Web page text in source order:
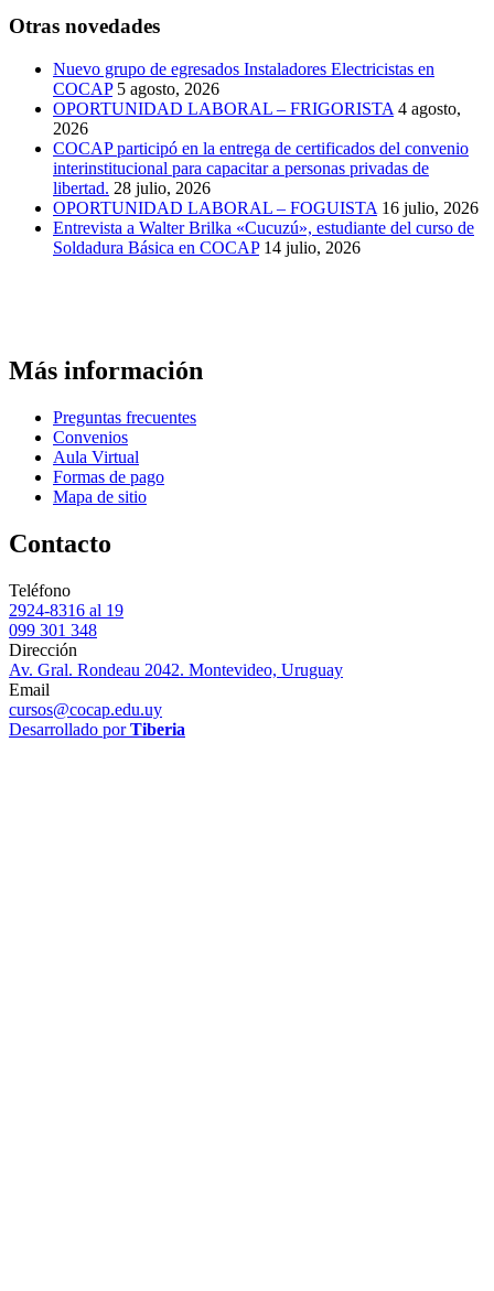
Otras novedades
Nuevo grupo de egresados Instaladores Electricistas en
COCAP 5 agosto, 2026
OPORTUNIDAD LABORAL – FRIGORISTA 4 agosto,
2026
COCAP participó en la entrega de certificados del convenio
interinstitucional para capacitar a personas privadas de
libertad. 28 julio, 2026
OPORTUNIDAD LABORAL – FOGUISTA 16 julio, 2026
Entrevista a Walter Brilka «Cucuzú», estudiante del curso de
Soldadura Básica en COCAP 14 julio, 2026
Más información
Preguntas frecuentes
Convenios
Aula Virtual
Formas de pago
Mapa de sitio
Contacto
Teléfono
2924-8316 al 19
099 301 348
Dirección
Av. Gral. Rondeau 2042. Montevideo, Uruguay
Email
cursos@cocap.edu.uy
Desarrollado porTiberia